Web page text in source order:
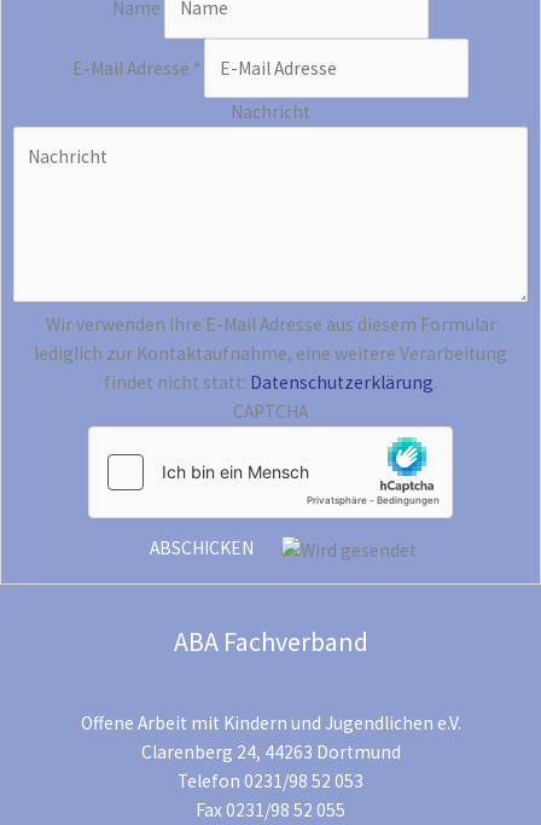
Name
E-Mail Adresse *
Nachricht
Wir verwenden Ihre E-Mail Adresse aus diesem Formular
lediglich zur Kontaktaufnahme, eine weitere Verarbeitung
findet nicht statt: Datenschutzerklärung.
CAPTCHA
ABA Fachverband
Offene Arbeit mit Kindern und Jugendlichen e.V.
Clarenberg 24, 44263 Dortmund
Telefon 0231/98 52 053
Fax 0231/98 52 055